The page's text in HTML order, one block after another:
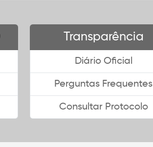
Transparência
Diário Oficial
Perguntas Frequentes
Consultar Protocolo